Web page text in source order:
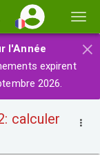
la×
l'Année
expirent
2026.
calculer